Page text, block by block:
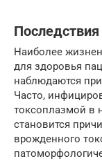
Наиболее
для здоровья
наблюдаются
Часто,
токсоплазмой в
становится
врожденного